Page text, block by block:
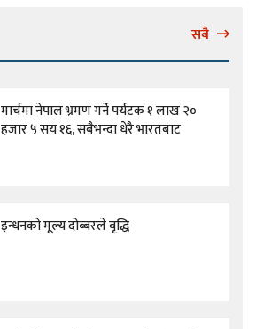
सबै
मार्चमा नेपाल भ्रमण गर्ने पर्यटक १ लाख २०
हजार ५ सय १६, सबैभन्दा धेरै भारतबाट
इन्धनको मूल्य दोब्बरले वृद्धि